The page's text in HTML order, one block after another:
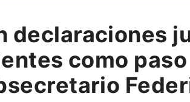
declaraciones
como